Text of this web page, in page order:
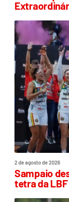
2 de agosto de 2026
Sampaio
tetra da LBF